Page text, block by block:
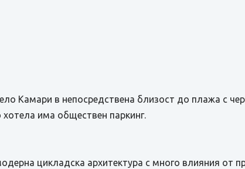
Камари в непосредствена близост до плажа с
има обществен паркинг.
цикладска архитектура с много влияния от